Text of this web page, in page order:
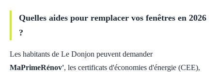
Quelles aides pour remplacer vos fenêtres en 2026
?
Les habitants de Le Donjon peuvent demander
MaPrimeRénov', les certificats d'économies d'énergie (CEE),